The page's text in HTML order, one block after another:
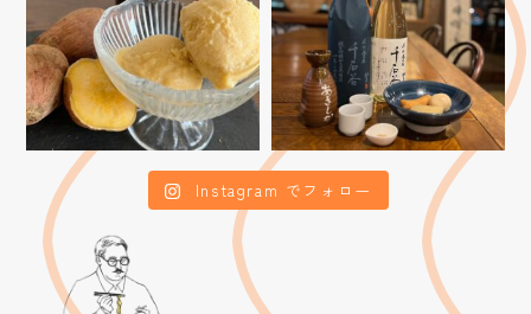
Instagram でフォロー